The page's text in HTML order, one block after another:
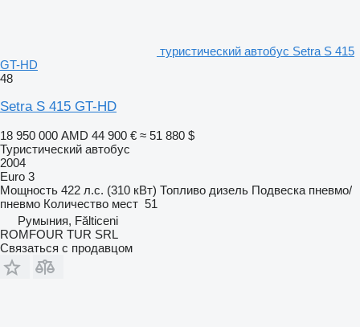
туристический автобус Setra S 415
GT-HD
48
Setra S 415 GT-HD
18 950 000 AMD 44 900 € ≈ 51 880 $
Туристический автобус
2004
Euro 3
Мощность 422 л.с. (310 кВт) Топливо дизель Подвеска пневмо/
пневмо Количество мест 51
Румыния, Fălticeni
ROMFOUR TUR SRL
Связаться с продавцом